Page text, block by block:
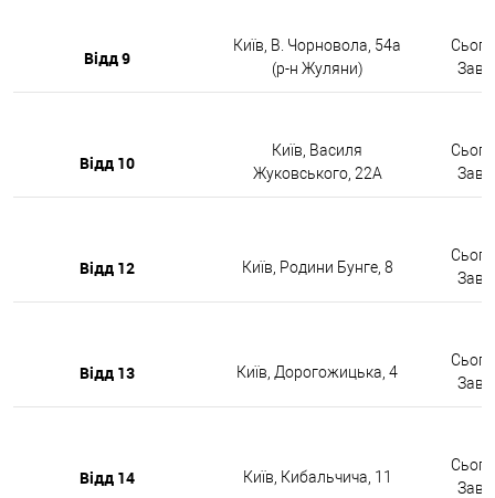
Відд 9
Київ, В. Чорновола, 54а
(р-н Жуляни)
Відд 10
Київ, Василя
Жуковського, 22А
Відд 12 Київ, Родини Бунге, 8
Відд 13 Київ, Дорогожицька, 4
Відд 14 Київ, Кибальчича, 11